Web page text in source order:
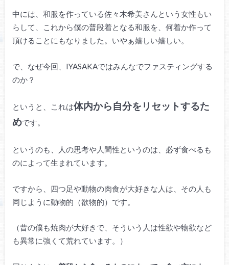
中には、和服を作っている佐々木希美さんという女性もい
らして、これから僕の普段着となる和服を、何着か作って
頂けることにもなりました。いやぁ嬉しい嬉しい。
で、なぜ今回、IYASAKAではみんなでファスティングする
のか？
というと、これは体内から自分をリセットするた
めです。
というのも、人の思考や人間性というのは、必ず食べるも
のによって生まれています。
ですから、四つ足や動物の肉食が大好きな人は、その人も
同じように動物的（欲物的）です。
（昔の僕も焼肉が大好きで、そういう人は性欲や物欲など
も異常に強くて荒れています。）